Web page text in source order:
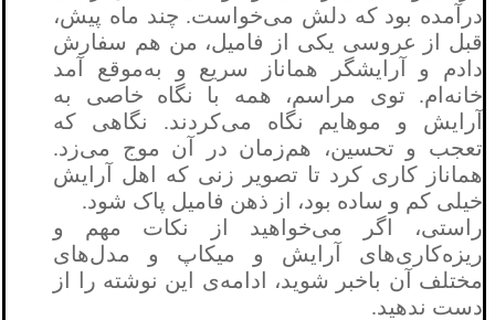
درآمده بود که دلش می‌خواست. چند ماه پیش،
قبل از عروسی یکی از فامیل، من هم سفارش
دادم و آرایشگر هماناز سریع و به‌موقع آمد
خانه‌ام. توی مراسم، همه با نگاه خاصی به
آرایش و موهایم نگاه می‌کردند. نگاهی که
تعجب و تحسین، هم‌زمان در آن موج می‌زد.
هماناز کاری کرد تا تصویر زنی که اهل آرایش
خیلی کم و ساده بود، از ذهن فامیل پاک شود.
راستی، اگر می‌خواهید از نکات مهم و
ریزه‌کاری‌های آرایش و میکاپ و مدل‌های
مختلف آن باخبر شوید، ادامه‌ی این نوشته را از
دست ندهید.